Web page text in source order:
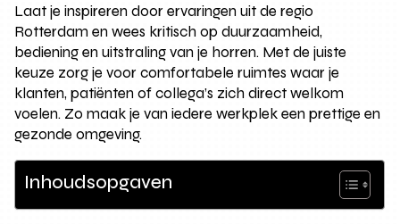
Laat je inspireren door ervaringen uit de regio
Rotterdam en wees kritisch op duurzaamheid,
bediening en uitstraling van je horren. Met de juiste
keuze zorg je voor comfortabele ruimtes waar je
klanten, patiënten of collega’s zich direct welkom
voelen. Zo maak je van iedere werkplek een prettige en
gezonde omgeving.
Inhoudsopgaven